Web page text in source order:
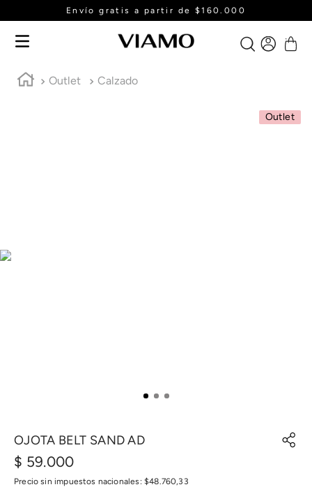
Envío gratis a partir de $160.000
Outlet Calzado
Outlet
OJOTA BELT SAND AD
$ 59.000
Precio sin impuestos nacionales: $48.760,33